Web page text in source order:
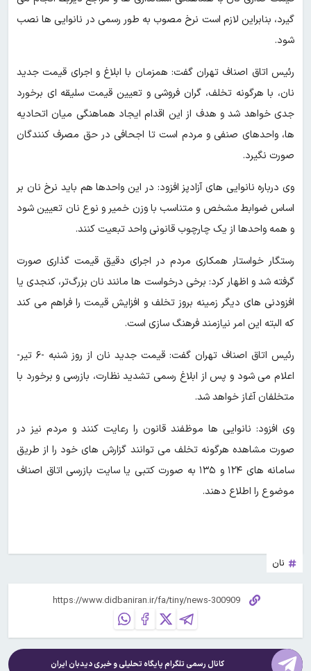
گیرد، بنابراین لازم است نرخ مصوب به‌ طور رسمی در نانوایی‌ ها نصب
شود.
رئیس اتاق اصناف تهران گفت: همزمان با ابلاغ و اجرای قیمت جدید
نان، با هرگونه تخلف، گران‌ فروشی و تعیین قیمت سلیقه‌ ای برخورد
جدی خواهد شد و هدف از این اقدام ایجاد هماهنگی میان اتحادیه‌
ها، واحدهای صنفی و مردم است تا اجحافی در حق مصرف‌ کنندگان
صورت نگیرد.
وی درباره نانوایی‌ های آزادپز افزود: در این واحدها هم باید نرخ نان بر
اساس ضوابط مشخص و متناسب با وزن خمیر و نوع نان تعیین شود
و همه واحدها از یک چارچوب قانونی واحد تبعیت کنند.
رستگار خواستار همکاری مردم در اجرای دقیق قیمت گذاری صورت
گرفته شد و اظهار کرد: برخی درخواست‌ ها مانند نان بزرگ‌تر، کنجدی یا
افزودنی‌ های دیگر زمینه بروز تخلف و افزایش قیمت را فراهم می‌ کند
که البته این امر نیازمند فرهنگ‌ سازی است.
رئیس اتاق اصناف تهران گفت: قیمت جدید نان از روز شنبه -۶ تیر-
اعلام می‌ شود و پس از ابلاغ رسمی تشدید نظارت، بازرسی و برخورد با
متخلفان آغاز خواهد شد.
وی افزود: نانوایی‌ ها موظفند قانون را رعایت کنند و مردم نیز در
صورت مشاهده هرگونه تخلف می‌ توانند گزارش های خود را از طریق
سامانه‌ های ۱۲۴ و ۱۳۵ به صورت کتبی یا سایت بازرسی اتاق اصناف
موضوع را اطلاع دهند.
نان
کانال رسمی تلگرام پایگاه تحلیلی و خبریدیدبان ایران